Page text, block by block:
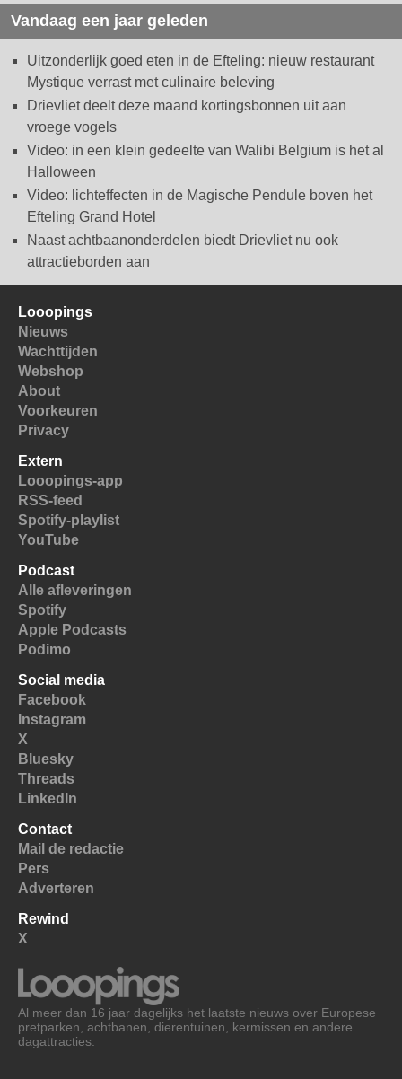
Vandaag een jaar geleden
Uitzonderlijk goed eten in de Efteling: nieuw restaurant
Mystique verrast met culinaire beleving
Drievliet deelt deze maand kortingsbonnen uit aan
vroege vogels
Video: in een klein gedeelte van Walibi Belgium is het al
Halloween
Video: lichteffecten in de Magische Pendule boven het
Efteling Grand Hotel
Naast achtbaanonderdelen biedt Drievliet nu ook
attractieborden aan
Looopings
Nieuws
Wachttijden
Webshop
About
Voorkeuren
Privacy
Extern
Looopings-app
RSS-feed
Spotify-playlist
YouTube
Podcast
Alle afleveringen
Spotify
Apple Podcasts
Podimo
Social media
Facebook
Instagram
X
Bluesky
Threads
LinkedIn
Contact
Mail de redactie
Pers
Adverteren
Rewind
X
Al meer dan 16 jaar dagelijks het laatste nieuws over Europese
pretparken, achtbanen, dierentuinen, kermissen en andere
dagattracties.